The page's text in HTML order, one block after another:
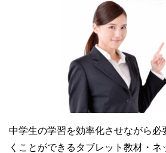
中学生の学習を効率化させながら必
くことができるタブレット教材・ネ